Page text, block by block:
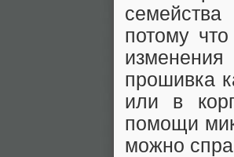
потому
прошивка
или в
помощи
можно